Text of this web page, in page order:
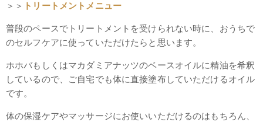
＞＞ トリートメントメニュー
普段のペースでトリートメントを受けられない時に、おうちで
のセルフケアに使っていただけたらと思います。
ホホバもしくはマカダミアナッツのベースオイルに精油を希釈
しているので、ご自宅でも体に直接塗布していただけるオイル
です。
体の保湿ケアやマッサージにお使いいただけるのはもちろん、